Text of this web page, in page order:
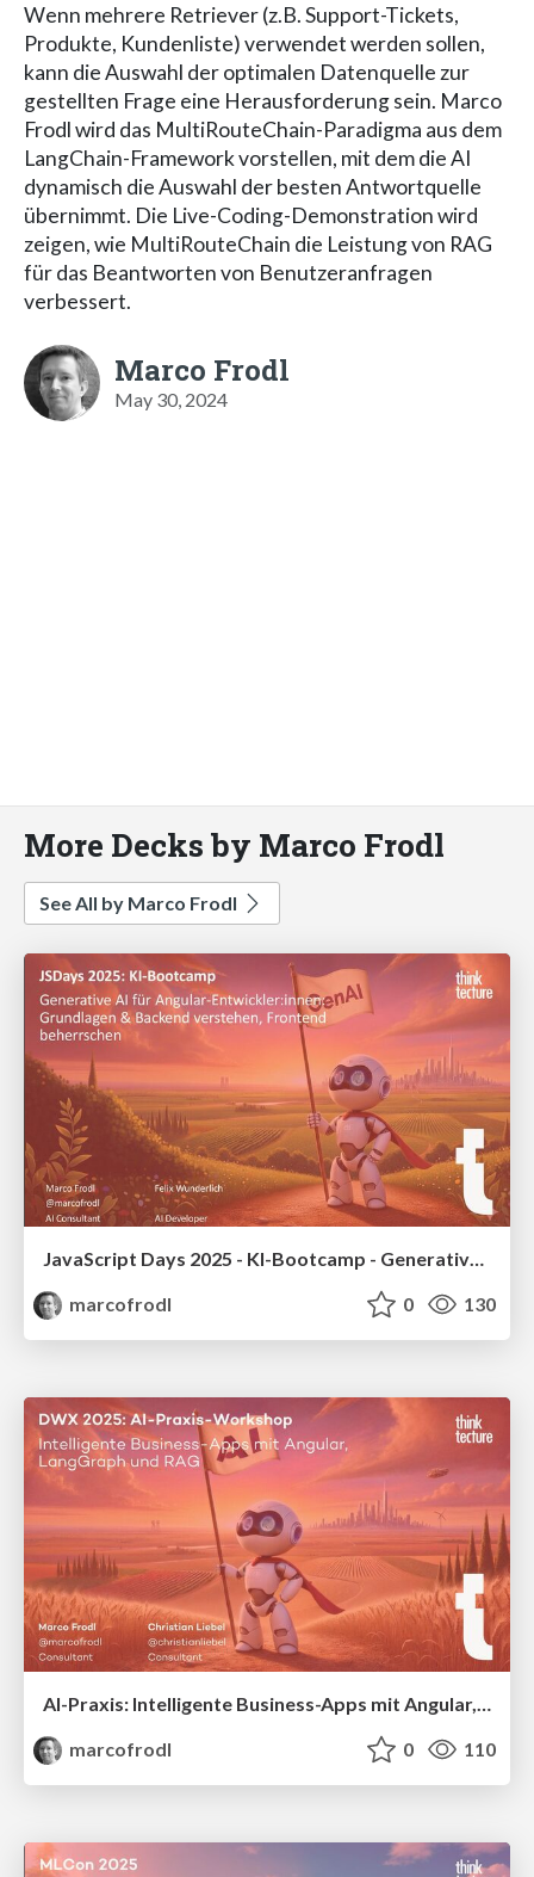
Wenn mehrere Retriever (z.B. Support-Tickets,
Produkte, Kundenliste) verwendet werden sollen,
kann die Auswahl der optimalen Datenquelle zur
gestellten Frage eine Herausforderung sein. Marco
Frodl wird das MultiRouteChain-Paradigma aus dem
LangChain-Framework vorstellen, mit dem die AI
dynamisch die Auswahl der besten Antwortquelle
übernimmt. Die Live-Coding-Demonstration wird
zeigen, wie MultiRouteChain die Leistung von RAG
für das Beantworten von Benutzeranfragen
verbessert.
Marco Frodl
May 30, 2024
More Decks by Marco Frodl
See All by Marco Frodl
JavaScript Days 2025 - KI-Bootcamp - Generative AI für Angular-Entwickler - Grundlagen und Backend verstehen - Frontend beherrschen
marcofrodl
0 130
marcofrodl
0 110